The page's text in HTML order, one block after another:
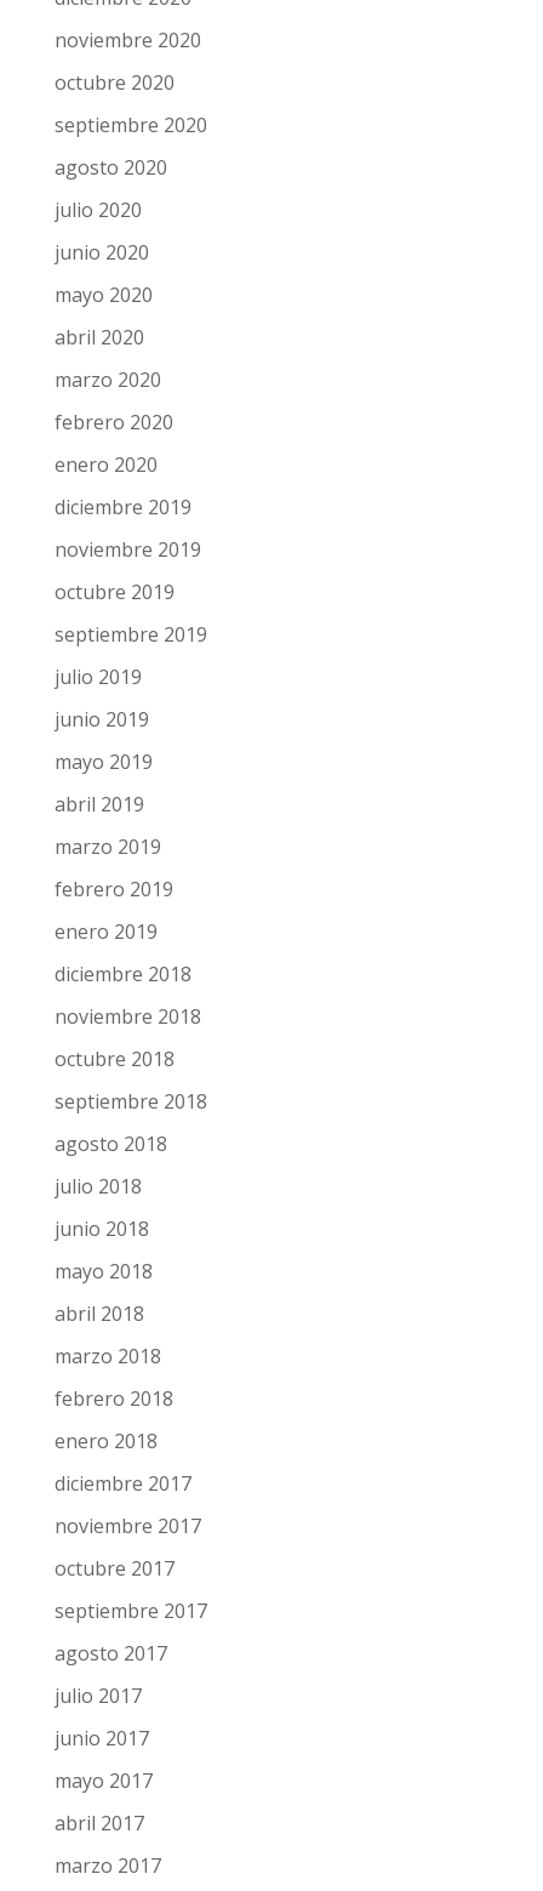
noviembre 2020
octubre 2020
septiembre 2020
agosto 2020
julio 2020
junio 2020
mayo 2020
abril 2020
marzo 2020
febrero 2020
enero 2020
diciembre 2019
noviembre 2019
octubre 2019
septiembre 2019
julio 2019
junio 2019
mayo 2019
abril 2019
marzo 2019
febrero 2019
enero 2019
diciembre 2018
noviembre 2018
octubre 2018
septiembre 2018
agosto 2018
julio 2018
junio 2018
mayo 2018
abril 2018
marzo 2018
febrero 2018
enero 2018
diciembre 2017
noviembre 2017
octubre 2017
septiembre 2017
agosto 2017
julio 2017
junio 2017
mayo 2017
abril 2017
marzo 2017